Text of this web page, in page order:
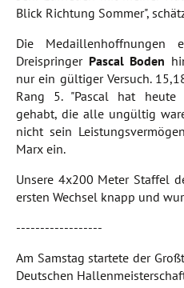
Blick Richtung Sommer",
Die
Dreispringer Pascal Boden
nur ein gültiger Versuch.
Rang 5. "Pascal hat heute
gehabt, die alle ungültig
nicht sein
Marx ein.
Unsere 4x200 Meter Staffel
ersten Wechsel knapp und
------------------
Am Samstag startete der
Deutschen